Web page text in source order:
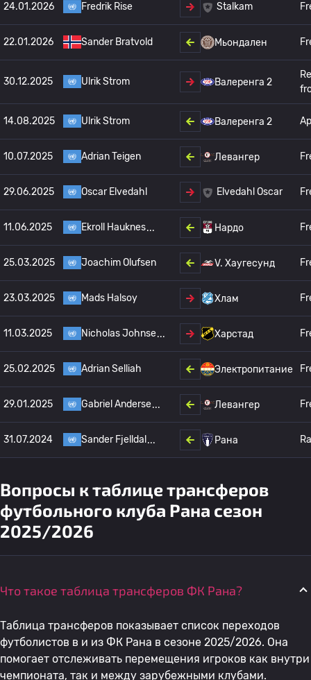
24.01.2026 Fredrik Rise Stalkam
22.01.2026 Sander Bratvold Мьондален
30.12.2025 Ulrik Strom Валеренга 2
14.08.2025 Ulrik Strom Валеренга 2
10.07.2025 Adrian Teigen Левангер
29.06.2025 Oscar Elvedahl Elvedahl Oscar
11.06.2025 Ekroll Hauknes Нардо
25.03.2025 Joachim Olufsen V. Хаугесунд
23.03.2025 Mads Halsoy Хлам
11.03.2025 Nicholas Johnse Харстад
25.02.2025 Adrian Selliah Электропитание
29.01.2025 Gabriel Anderse Левангер
31.07.2024 Sander Fjelldal Рана
Вопросы к таблице трансферов
футбольного клуба Рана сезон
2025/2026
Что такое таблица трансферов ФК Рана?
Таблица трансферов показывает список переходов
футболистов в и из ФК Рана в сезоне 2025/2026. Она
помогает отслеживать перемещения игроков как внутри
чемпионата, так и между зарубежными клубами.